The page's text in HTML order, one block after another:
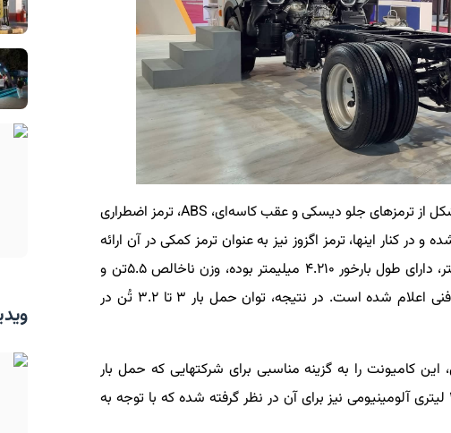
برای کامیونت ۵.۵ تن زامیاد باراد سیستم ترمز متشکل از ترمزهای جلو دیسکی و عقب کاسه‌ای، ABS، ترمز اضطراری
در کنار اینها، ترمز اگزوز نیز به عنوان ترمز کمکی در آن ارائه
می‌شود. این کامیونت سبک با طول ۵.۹۹۵ میلیمتر، دارای طول بارخور ۴.۲۱۰ میلیمتر بوده، وزن ناخالص ۵.۵تن و
وزن خالص ۲.۳تن در کاتالوگ آن برای ویژگی‌های فنی اعلام شده است. در نتیجه، توان حمل بار ۳ تا ۳.۲ تُن در
و طول بارخور، با شعاع گردش ۷.۱متری، این کامیونت را به گزینه مناسبی برای شرکتهایی که حمل بار
روزانه در شهر ها دارند، تبدیل می‌کند. یک باک ۱۲۰ لیتری آلومینیومی نیز برای آن در نظر گرفته شده که با توجه به